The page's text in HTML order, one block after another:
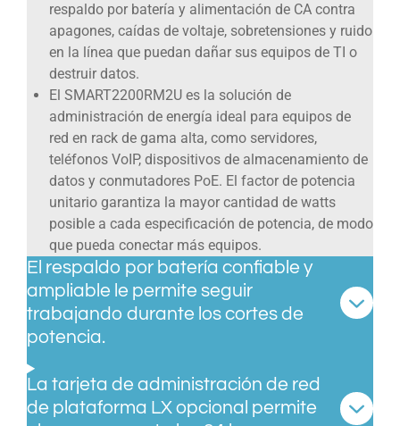
respaldo por batería y alimentación de CA contra
apagones, caídas de voltaje, sobretensiones y ruido
en la línea que puedan dañar sus equipos de TI o
destruir datos.
El SMART2200RM2U es la solución de
administración de energía ideal para equipos de
red en rack de gama alta, como servidores,
teléfonos VoIP, dispositivos de almacenamiento de
datos y conmutadores PoE. El factor de potencia
unitario garantiza la mayor cantidad de watts
posible a cada especificación de potencia, de modo
que pueda conectar más equipos.
El respaldo por batería confiable y
ampliable le permite seguir
trabajando durante los cortes de
potencia.
La tarjeta de administración de red
de plataforma LX opcional permite